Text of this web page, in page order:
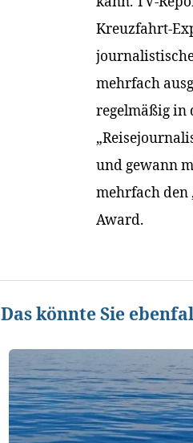
Kreuzfahrt-
mehrfach
regelmäßig in
und gewann
mehrfach den
Award.
Das könnte Sie